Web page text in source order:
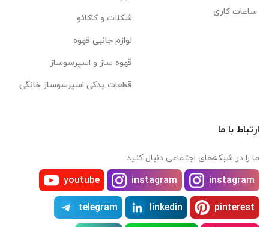
ساعات کاری
شکلات و کاکائو
لوازم جانبی قهوه
قهوه ساز و اسپرسوساز
قطعات یدکی اسپرسوساز خانگی
ارتباط با ما
ما را در شبکه‌های اجتماعی دنبال کنید
instagram
instagram
youtube
pinterest
linkedin
telegram